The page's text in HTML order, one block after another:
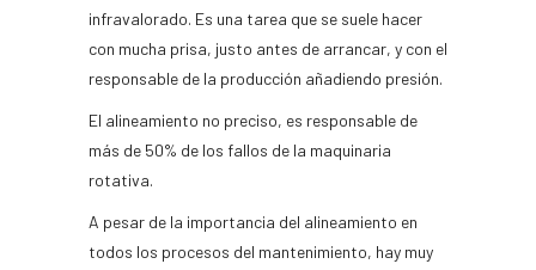
infravalorado. Es una tarea que se suele hacer
con mucha prisa, justo antes de arrancar, y con el
responsable de la producción añadiendo presión.
El alineamiento no preciso, es responsable de
más de 50% de los fallos de la maquinaria
rotativa.
A pesar de la importancia del alineamiento en
todos los procesos del mantenimiento, hay muy